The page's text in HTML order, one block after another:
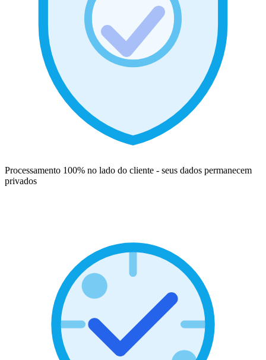
Processamento 100% no lado do cliente - seus dados permanecem
privados